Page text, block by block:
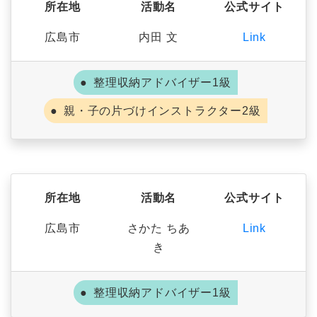
所在地
広島市
活動名
内田 文
公式サイト
Link
整理収納アドバイザー1級
親・子の片づけインストラクター2級
所在地
広島市
活動名
さかた ちあ
き
公式サイト
Link
整理収納アドバイザー1級